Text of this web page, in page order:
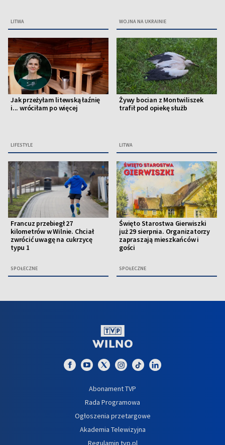
LITWA WOJNA NA UKRAINIE
Jak przeżyłam litewską łaźnię
i... wróciłam po więcej
LIFESTYLE
Żywy bocian z Montwiliszek
trafił pod opiekę służb
LITWA
Francuz przebiegł 27
kilometrów w Wilnie. Chciał
zwrócić uwagę na cukrzycę
typu 1
SPOŁECZNE
Święto Starostwa Gierwiszki
już 29 sierpnia. Organizatorzy
zapraszają mieszkańców i
gości
SPOŁECZNE
Abonament TVP
Rada Programowa
Ogłoszenia przetargowe
Akademia Telewizyjna
Regulamin tvp.pl